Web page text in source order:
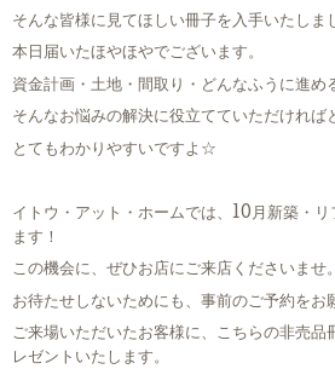
そんな皆様に見てほしい冊子を入手いたしま
本日届いたほやほやでございます。
資金計画・土地・間取り・どんなふうに進め
そんなお悩みの解決に役立てていただければ
とてもわかりやすいですよ☆
イトウ・アット・ホームでは、10月新築・
ます！
この機会に、ぜひお店にご来店くださいませ。
お待たせしないためにも、事前のご予約をお
ご来場いただいたお客様に、こちらの非売品
レゼントいたします。